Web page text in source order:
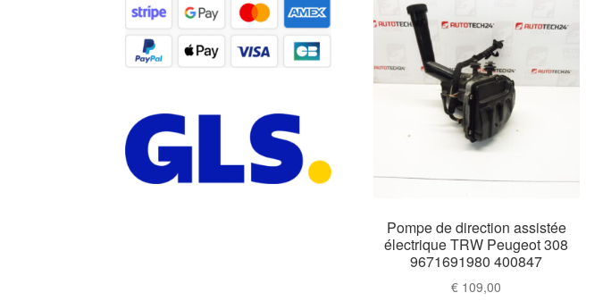
Pompe de direction assistée
électrique TRW Peugeot 308
9671691980 400847
€ 109,00